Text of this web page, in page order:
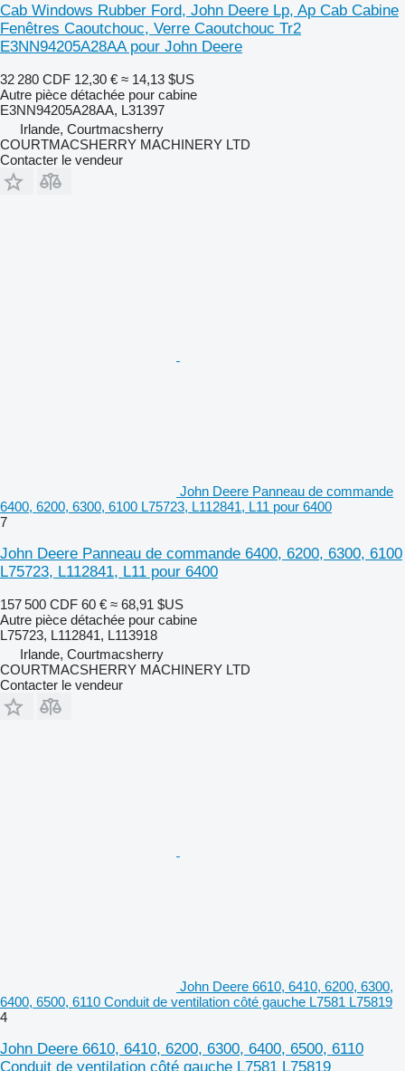
Cab Windows Rubber Ford, John Deere Lp, Ap Cab Cabine
Fenêtres Caoutchouc, Verre Caoutchouc Tr2
E3NN94205A28AA pour John Deere
32 280 CDF 12,30 € ≈ 14,13 $US
Autre pièce détachée pour cabine
E3NN94205A28AA, L31397
Irlande, Courtmacsherry
COURTMACSHERRY MACHINERY LTD
Contacter le vendeur
John Deere Panneau de commande
6400, 6200, 6300, 6100 L75723, L112841, L11 pour 6400
7
John Deere Panneau de commande 6400, 6200, 6300, 6100
L75723, L112841, L11 pour 6400
157 500 CDF 60 € ≈ 68,91 $US
Autre pièce détachée pour cabine
L75723, L112841, L113918
Irlande, Courtmacsherry
COURTMACSHERRY MACHINERY LTD
Contacter le vendeur
John Deere 6610, 6410, 6200, 6300,
6400, 6500, 6110 Conduit de ventilation côté gauche L7581 L75819
4
John Deere 6610, 6410, 6200, 6300, 6400, 6500, 6110
Conduit de ventilation côté gauche L7581 L75819